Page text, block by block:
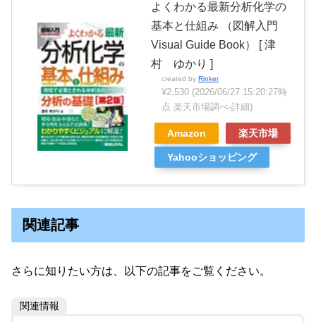
よくわかる最新分析化学の
基本と仕組み （図解入門
Visual Guide Book） [ 津
村 ゆかり ]
created by Rinker
¥2,530 (2026/06/27 15:20:27時
点 楽天市場調べ-詳細)
Amazon 楽天市場
Yahooショッピング
関連記事
さらに知りたい方は、以下の記事をご覧ください。
関連情報